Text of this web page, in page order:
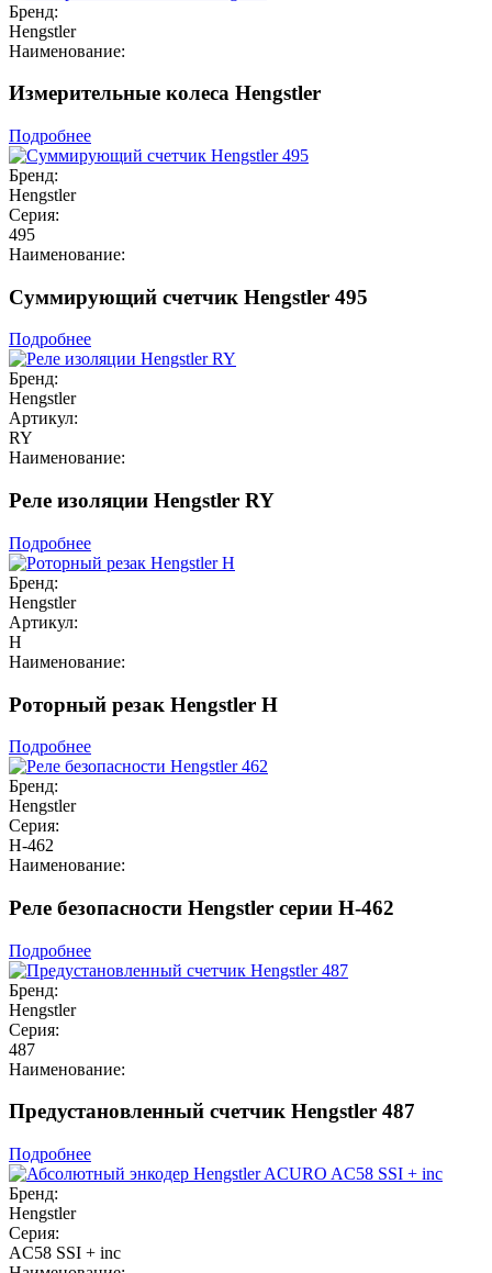
Бренд:
Hengstler
Наименование:
Измерительные колеса Hengstler
Подробнее
Бренд:
Hengstler
Серия:
495
Наименование:
Суммирующий счетчик Hengstler 495
Подробнее
Бренд:
Hengstler
Артикул:
RY
Наименование:
Реле изоляции Hengstler RY
Подробнее
Бренд:
Hengstler
Артикул:
H
Наименование:
Роторный резак Hengstler H
Подробнее
Бренд:
Hengstler
Серия:
H-462
Наименование:
Реле безопасности Hengstler серии H-462
Подробнее
Бренд:
Hengstler
Серия:
487
Наименование:
Предустановленный счетчик Hengstler 487
Подробнее
Бренд:
Hengstler
Серия:
AC58 SSI + inc